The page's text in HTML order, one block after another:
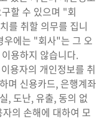
할 수 있으며 "회
를 취할 의무를 집니
우에는 "회사"는 그 오
용하지 않습니다.
용자의 개인정보를 취
며 신용카드, 은행계좌
, 도난, 유출, 동의 없
의 손해에 대하여 모